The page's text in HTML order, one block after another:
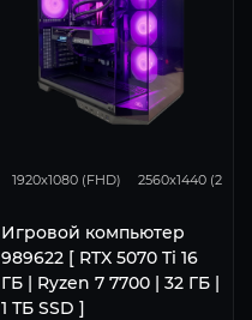
3840x2160 (4K)
1920x1080 (FHD) 2560x1440 (2K)
Игровой компьютер
989622 [ RTX 5070 Ti 16
ГБ | Ryzen 7 7700 | 32 ГБ |
1 ТБ SSD ]